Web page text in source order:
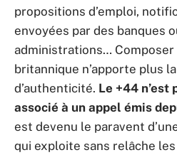
propositions d’emploi,
envoyées par des banques
administrations… Composer
britannique n’apporte plus
d’authenticité. Le +44 n’est
associé à un appel émis
est devenu le paravent
qui exploite sans relâche